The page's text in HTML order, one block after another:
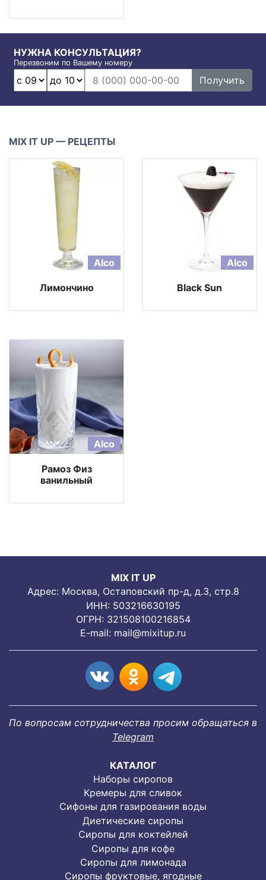
НУЖНА КОНСУЛЬТАЦИЯ?
Перезвоним по Вашему номеру
Получить
MIX IT UP — РЕЦЕПТЫ
Alco
Лимончино
Alco
Black Sun
Alco
Рамоз Физ
ванильный
MIX IT UP
Адрес: Москва, Остаповский пр-д, д.3, стр.8
ИНН: 503216630195
ОГРН: 321508100216854
E-mail: mail@mixitup.ru
По вопросам сотрудничества просим обращаться в
Telegram
КАТАЛОГ
Наборы сиропов
Кремеры для сливок
Сифоны для газирования воды
Диетические сиропы
Сиропы для коктейлей
Сиропы для кофе
Сиропы для лимонада
Cиропы фруктовые, ягодные